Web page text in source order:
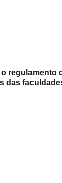
regulamento
das